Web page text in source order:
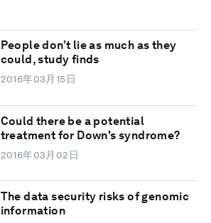
People don’t lie as much as they
could, study finds
2016年03月15日
Could there be a potential
treatment for Down's syndrome?
2016年03月02日
The data security risks of genomic
information